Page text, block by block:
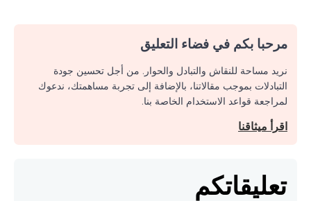
مرحبا بكم في فضاء التعليق
نريد مساحة للنقاش والتبادل والحوار. من أجل تحسين جودة
التبادلات بموجب مقالاتنا، بالإضافة إلى تجربة مساهمتك، ندعوك
لمراجعة قواعد الاستخدام الخاصة بنا.
اقرأ ميثاقنا
تعليقاتكم